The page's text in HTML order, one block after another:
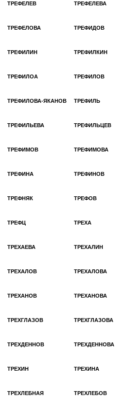
ТРЕФЕЛЕВ ТРЕФЕЛЕВА
ТРЕФЕЛОВА ТРЕФИДОВ
ТРЕФИЛИН ТРЕФИЛКИН
ТРЕФИЛОА ТРЕФИЛОВ
ТРЕФИЛОВА-ЯКАНОВ ТРЕФИЛЬ
ТРЕФИЛЬЕВА ТРЕФИЛЬЦЕВ
ТРЕФИМОВ ТРЕФИМОВА
ТРЕФИНА ТРЕФИНОВ
ТРЕФНЯК ТРЕФОВ
ТРЕФЦ ТРЕХА
ТРЕХАЕВА ТРЕХАЛИН
ТРЕХАЛОВ ТРЕХАЛОВА
ТРЕХАНОВ ТРЕХАНОВА
ТРЕХГЛАЗОВ ТРЕХГЛАЗОВА
ТРЕХДЕННОВ ТРЕХДЕННОВА
ТРЕХИН ТРЕХИНА
ТРЕХЛЕБНАЯ ТРЕХЛЕБОВ